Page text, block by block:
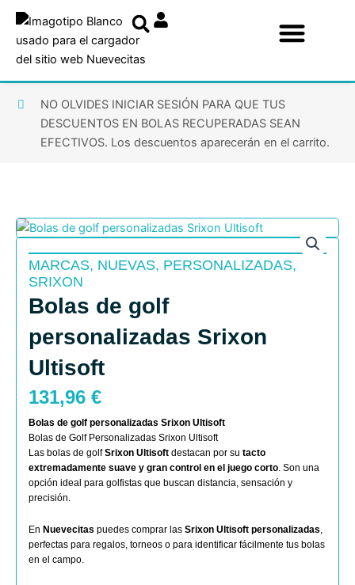
contenido
NO OLVIDES INICIAR SESIÓN PARA QUE TUS
DESCUENTOS EN BOLAS RECUPERADAS SEAN
EFECTIVOS. Los descuentos aparecerán en el carrito.
MARCAS, NUEVAS, PERSONALIZADAS,
SRIXON
Bolas de golf
personalizadas Srixon
Ultisoft
131,96 €
Bolas de golf personalizadas Srixon Ultisoft
Bolas de Golf Personalizadas Srixon Ultisoft
Las bolas de golfSrixon Ultisoft destacan por su tacto
extremadamente suave y gran control en el juego corto. Son una
opción ideal para golfistas que buscan distancia, sensación y
precisión.
En Nuevecitas puedes comprar las Srixon Ultisoft personalizadas,
perfectas para regalos, torneos o para identificar fácilmente tus bolas
en el campo.